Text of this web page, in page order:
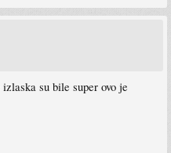
su bile super ovo je